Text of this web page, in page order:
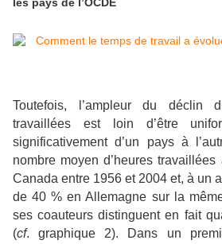
Toutefois, l’ampleur du déclin
travaillées est loin d’être
significativement d’un pays à
nombre moyen d’heures
Canada entre 1956 et 2004 et, à un
de 40 % en Allemagne sur la
ses coauteurs distinguent en fait
(cf. graphique 2). Dans un